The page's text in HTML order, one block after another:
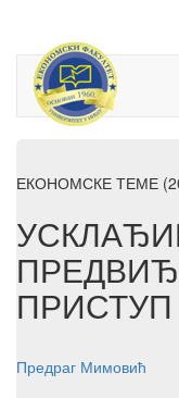
ЕКОНОМСКЕ ТЕМЕ
ПРИСТУП
Предраг Мимовић